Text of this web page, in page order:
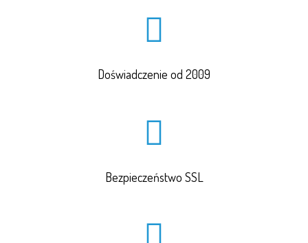
Doświadczenie od 2009
Bezpieczeństwo SSL